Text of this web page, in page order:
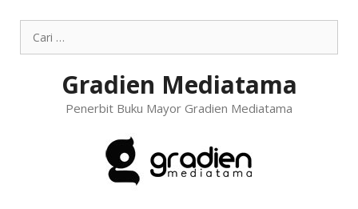
Gradien Mediatama
Penerbit Buku Mayor Gradien Mediatama